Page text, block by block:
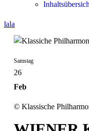
lala
Samstag
26
Feb
© Klassische